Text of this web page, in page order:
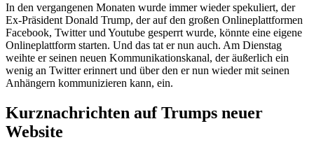
In den vergangenen Monaten wurde immer wieder spekuliert, der
Ex-Präsident Donald Trump, der auf den großen Onlineplattformen
Facebook, Twitter und Youtube gesperrt wurde, könnte eine eigene
Onlineplattform starten. Und das tat er nun auch. Am Dienstag
weihte er seinen neuen Kommunikationskanal, der äußerlich ein
wenig an Twitter erinnert und über den er nun wieder mit seinen
Anhängern kommunizieren kann, ein.
Kurznachrichten auf Trumps neuer
Website